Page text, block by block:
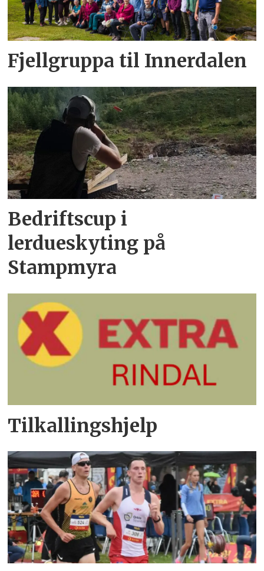
Fjellgruppa til Innerdalen
Bedriftscup i
lerdueskyting på
Stampmyra
Tilkallingshjelp